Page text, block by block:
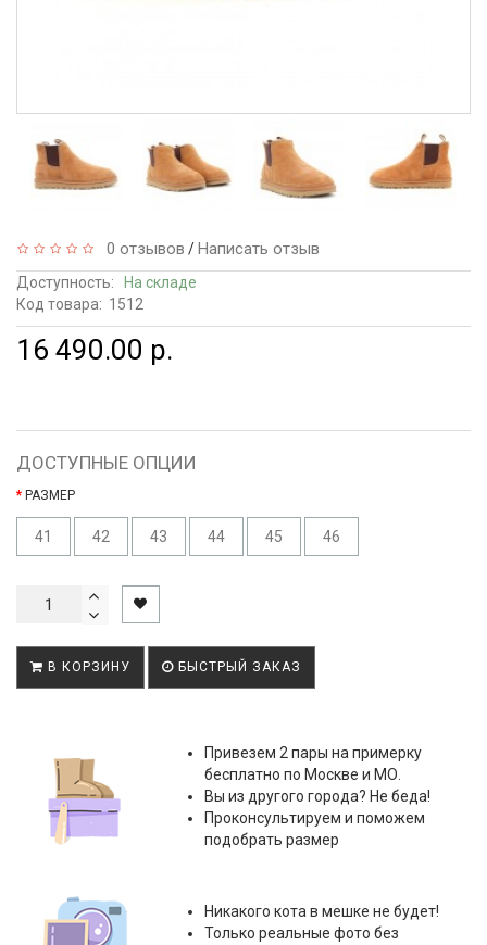
0 отзывов /Написать отзыв
Доступность:
На складе
Код товара: 1512
16 490.00 р.
ДОСТУПНЫЕ ОПЦИИ
РАЗМЕР
41 42 43 44 45 46
В КОРЗИНУ БЫСТРЫЙ ЗАКАЗ
Привезем 2 пары на примерку
бесплатно по Москве и МО.
Вы из другого города? Не беда!
Проконсультируем и поможем
подобрать размер
Никакого кота в мешке не будет!
Только реальные фото без